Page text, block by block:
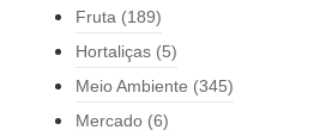
Fruta (189)
Hortaliças (5)
Meio Ambiente (345)
Mercado (6)